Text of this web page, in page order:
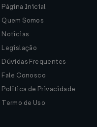
Página Inicial
Quem Somos
Notícias
Legislação
Dúvidas Frequentes
Fale Conosco
Política de Privacidade
Termo de Uso